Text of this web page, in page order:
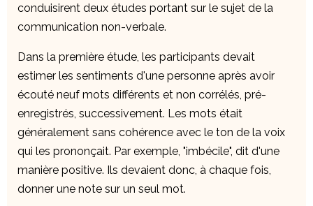
conduisirent deux études portant sur le sujet de la
communication non-verbale.
Dans la première étude, les participants devait
estimer les sentiments d'une personne après avoir
écouté neuf mots différents et non corrélés, pré-
enregistrés, successivement. Les mots était
généralement sans cohérence avec le ton de la voix
qui les prononçait. Par exemple, "imbécile", dit d'une
manière positive. Ils devaient donc, à chaque fois,
donner une note sur un seul mot.